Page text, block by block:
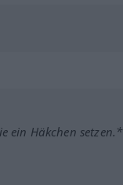
ein Häkchen setzen.*